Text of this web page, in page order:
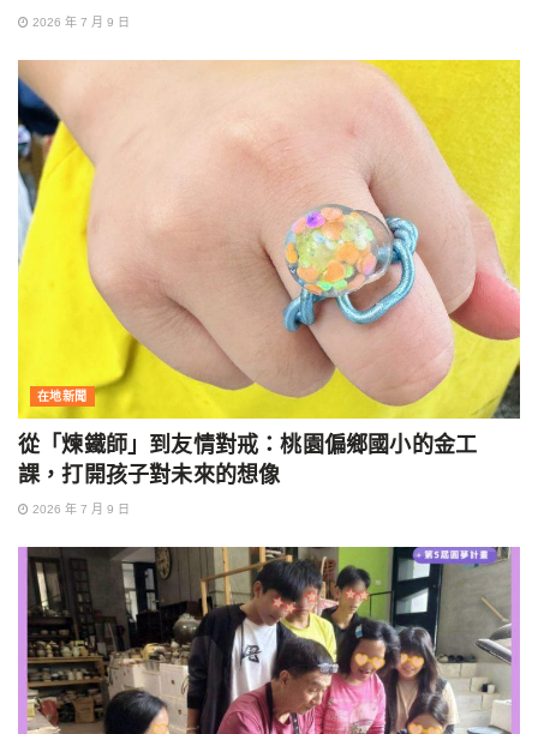
2026 年 7 月 9 日
在地新聞
從「煉鐵師」到友情對戒：桃園偏鄉國小的金工
課，打開孩子對未來的想像
2026 年 7 月 9 日